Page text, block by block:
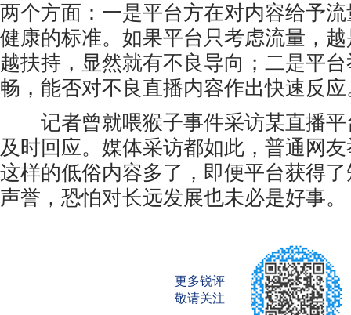
两个方面：一是平台方在对内容给予
健康的标准。如果平台只考虑流量，
越扶持，显然就有不良导向；二是平
畅，能否对不良直播内容作出快速反应
记者曾就喂猴子事件采访某直播平
及时回应。媒体采访都如此，普通网
这样的低俗内容多了，即便平台获得
声誉，恐怕对长远发展也未必是好事
更多锐评
敬请关注